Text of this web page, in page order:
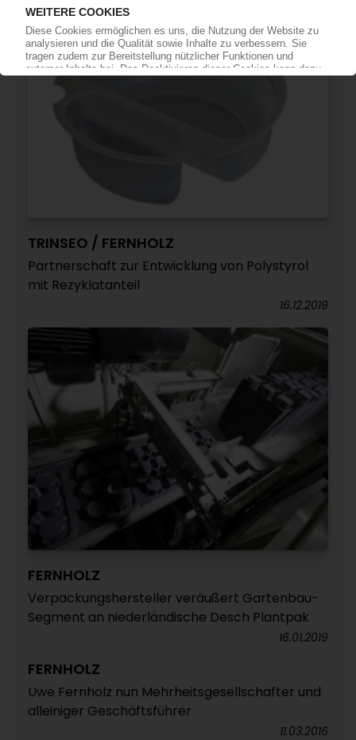
TRINSEO / FERNHOLZ
Partnerschaft zur Entwicklung von Polystyrol
mit Rezyklatanteil
16.12.2019
FERNHOLZ
Verpackungshersteller veräußert Gartenbau-
Segment an niederländische Desch Plantpak
16.01.2019
FERNHOLZ
Uwe Fernholz nun Mehrheitsgesellschafter und
alleiniger Geschäftsführer
11.03.2016